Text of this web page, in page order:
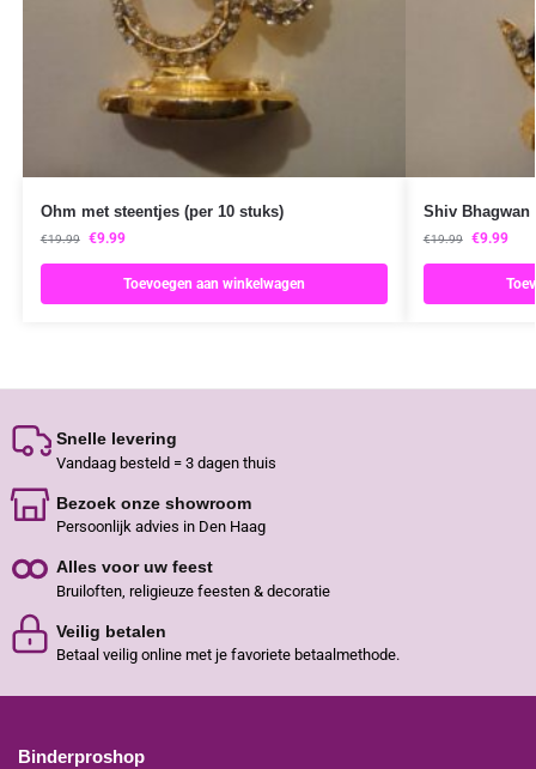
Ohm met steentjes (per 10 stuks)
€19.99 €9.99
Toevoegen aan winkelwagen
Shiv Bhagwan
€19.99 €9.99
Snelle levering
Vandaag besteld = 3 dagen thuis
Bezoek onze showroom
Persoonlijk advies in Den Haag
Alles voor uw feest
Bruiloften, religieuze feesten & decoratie
Veilig betalen
Betaal veilig online met je favoriete betaalmethode.
Binderproshop